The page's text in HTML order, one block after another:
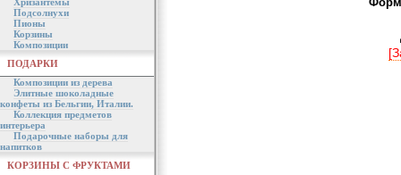
Подсолнухи
Пионы
Корзины
Композиции
ПОДАРКИ
Композиции из дерева
Элитные шоколадные
конфеты из Бельгии, Италии.
Коллекция предметов
интерьера
Подарочные наборы для
напитков
КОРЗИНЫ С ФРУКТАМИ